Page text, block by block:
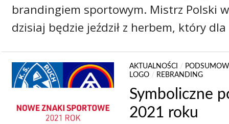
brandingiem sportowym. Mistrz Polski
dzisiaj będzie jeździł z herbem, który
AKTUALNOŚCI /
LOGO/ REBRANDING
Symboliczne
2021 roku